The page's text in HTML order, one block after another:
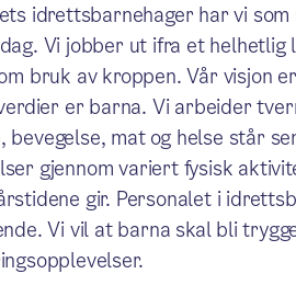
idrettsbarnehager har vi
Vi jobber ut ifra et
bruk av kroppen. Vår visjon
er barna. Vi arbeider
bevegelse, mat og helse står
gjennom variert fysisk
gir. Personalet i
Vi vil at barna skal bli